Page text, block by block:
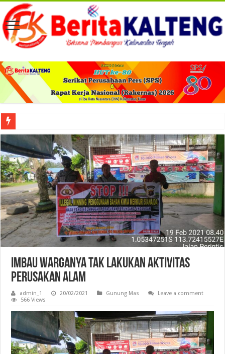
Viral! Selama Dua Bulan Lebih Siltap Serta Tunjangan Pemdes dan BPD di
Imbau Warganya Tak Lakukan Aktivitas
Perusakan Alam
admin_1 20/02/2021 Gunung Mas
Leave a comment
566 Views